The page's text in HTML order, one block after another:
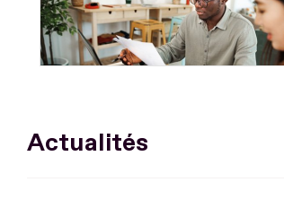
En savoir plus
Actualités